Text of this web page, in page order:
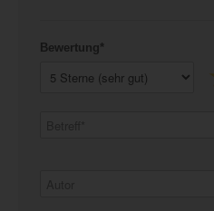
Bewertung*